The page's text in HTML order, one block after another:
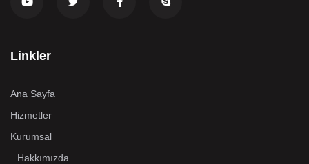
Linkler
Ana Sayfa
Hizmetler
Kurumsal
Hakkımızda